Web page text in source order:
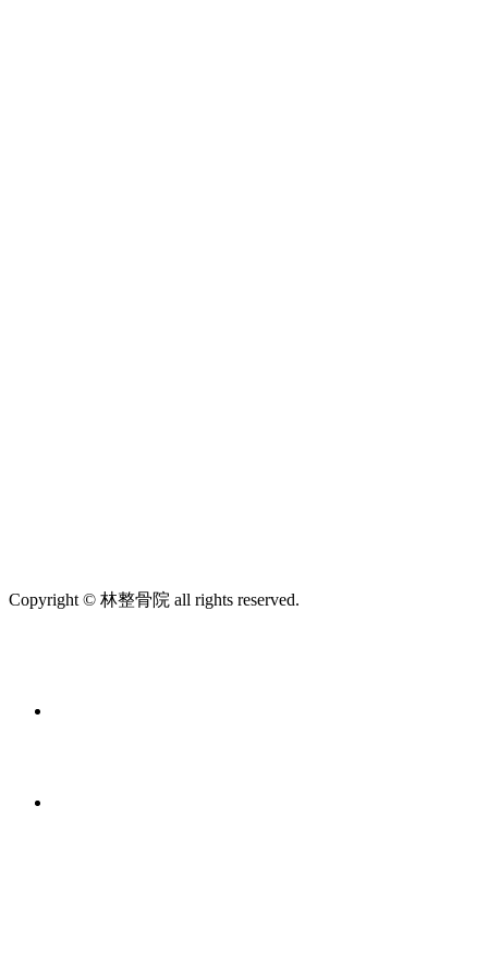
Copyright © 林整骨院 all rights reserved.